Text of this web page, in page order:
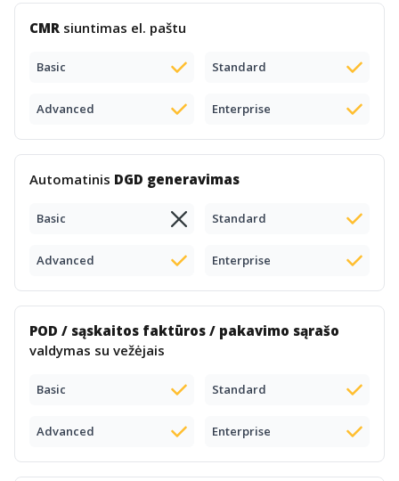
CMR siuntimas el. paštu
Basic Standard
Advanced Enterprise
Automatinis DGD generavimas
Basic Standard
Advanced Enterprise
POD / sąskaitos faktūros / pakavimo sąrašo
valdymas su vežėjais
Basic Standard
Advanced Enterprise